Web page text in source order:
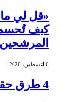
«قل لي
كيف تُحسم
6 أغسطس، 2026
4 طرق حقيقية لمساندة زميل يمر بمحنة